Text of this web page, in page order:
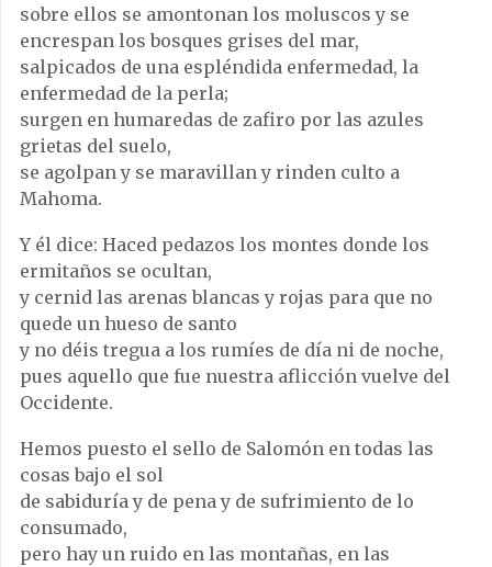
sobre ellos se amontonan los moluscos y se
encrespan los bosques grises del mar,
salpicados de una espléndida enfermedad, la
enfermedad de la perla;
surgen en humaredas de zafiro por las azules
grietas del suelo,
se agolpan y se maravillan y rinden culto a
Mahoma.
Y él dice: Haced pedazos los montes donde los
ermitaños se ocultan,
y cernid las arenas blancas y rojas para que no
quede un hueso de santo
y no déis tregua a los rumíes de día ni de noche,
pues aquello que fue nuestra aflicción vuelve del
Occidente.
Hemos puesto el sello de Salomón en todas las
cosas bajo el sol
de sabiduría y de pena y de sufrimiento de lo
consumado,
pero hay un ruido en las montañas, en las